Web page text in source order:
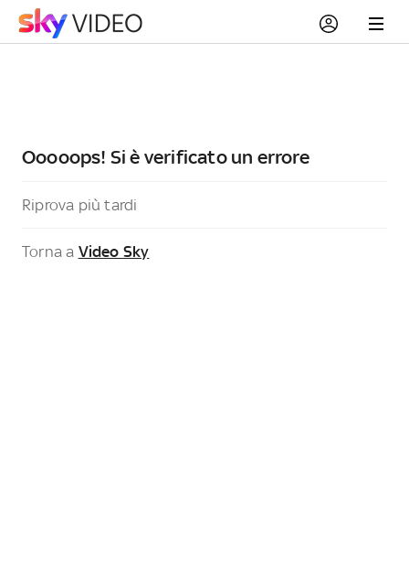
Ooooops! Si è verificato un errore
Riprova più tardi
Torna a Video Sky